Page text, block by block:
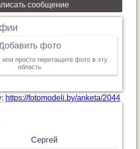
сообщение
фото
просто перетащите фото в эту
область
https://fotomodeli.by/anketa/2044
Сергей